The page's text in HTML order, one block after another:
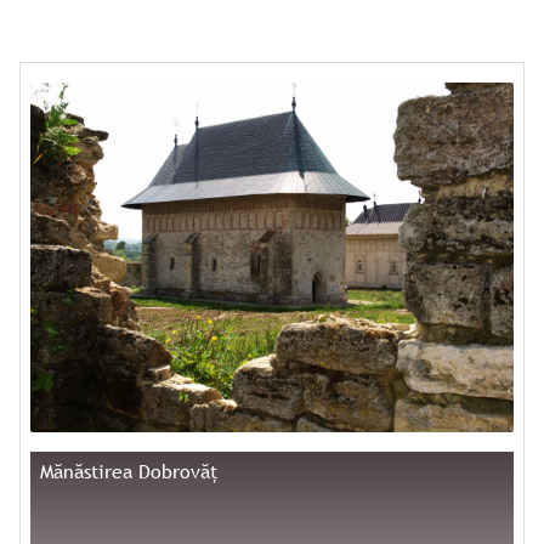
Mănăstirea Dobrovăț